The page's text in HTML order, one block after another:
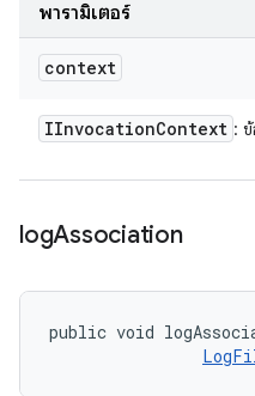
พารามิเตอร์
context
IInvocationContext :
logAssociation
public void